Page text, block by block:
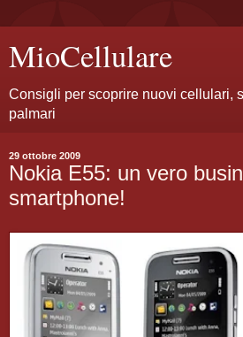
MioCellulare
Consigli per scoprire nuovi cellulari,
palmari
29 ottobre 2009
Nokia E55: un vero
smartphone!